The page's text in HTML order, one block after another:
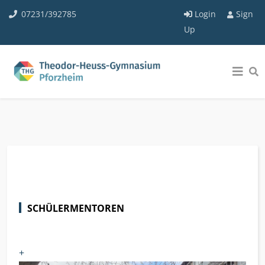
07231/392785 Login
Sign
Up
SCHÜLERMENTOREN
+